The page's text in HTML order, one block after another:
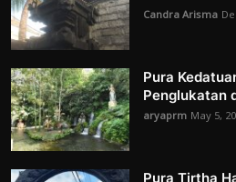
Candra Arisma
Pura
Penglukatan
aryaprm May 5,
Pura Tirtha